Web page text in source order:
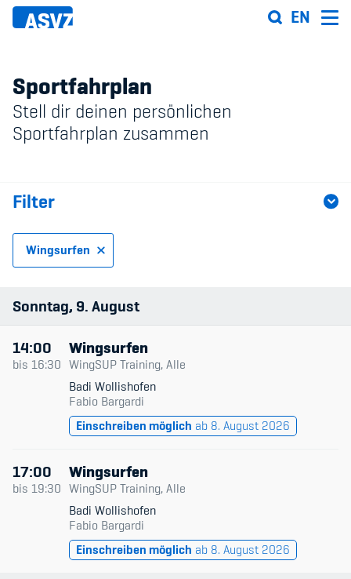
Direkt
zum
EN
Sportfahrplan
Sportanlagen
Events
ASVZ@home
Member's Manual / FAQ
Fairplay
Teilnahmeberechtigung
Sportfahrplan
Stell dir deinen persönlichen
Sportfahrplan zusammen
Filter
Wingsurfen
Sportart
Datum & Zeit
Trainingsleitende
Nur verfügbare
Sonntag 9 August
14:00
bis 16:30
Wingsurfen
WingSUP Training, Alle
Badi Wollishofen
Fabio Bargardi
Einschreiben möglich ab 8. August 2026
17:00
bis 19:30
Wingsurfen
WingSUP Training, Alle
Badi Wollishofen
Fabio Bargardi
Einschreiben möglich ab 8. August 2026